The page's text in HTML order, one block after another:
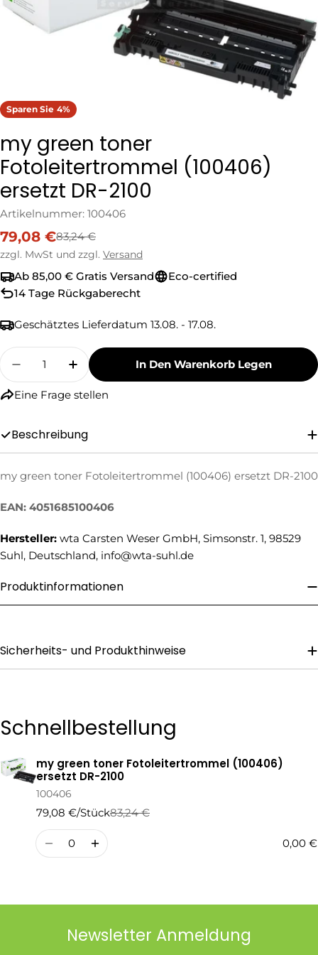
Sparen Sie 4%
my green toner
Fotoleitertrommel (100406)
ersetzt DR-2100
Artikelnummer: 100406
Verkaufspreis
79,08 €
Regulärer
Preis
83,24 €
zzgl. MwSt und zzgl. Versand
Ab 85,00 € Gratis Versand
Eco-certified
14 Tage Rückgaberecht
Geschätztes Lieferdatum 13.08. - 17.08.
Menge
Menge Für My Green Toner
Menge Für My Green Toner
In Den Warenkorb Legen
Eine Frage stellen
Eine Frage stellen
Name
Ihre
Mail
Telefonnummer
Beschreibung
my green toner Fotoleitertrommel (100406) ersetzt DR-2100
EAN: 4051685100406
Hersteller: wta Carsten Weser GmbH, Simsonstr. 1, 98529
Suhl, Deutschland, info@wta-suhl.de
Produktinformationen
Sicherheits- und Produkthinweise
Schnellbestellung
Ihr
Warenkorb
my green toner Fotoleitertrommel (100406)
ersetzt DR-2100
100406
79,08 €/Stück
Regulärer
Preis
83,24 €
Verkaufspreis
Menge
0,00 €
Newsletter Anmeldung